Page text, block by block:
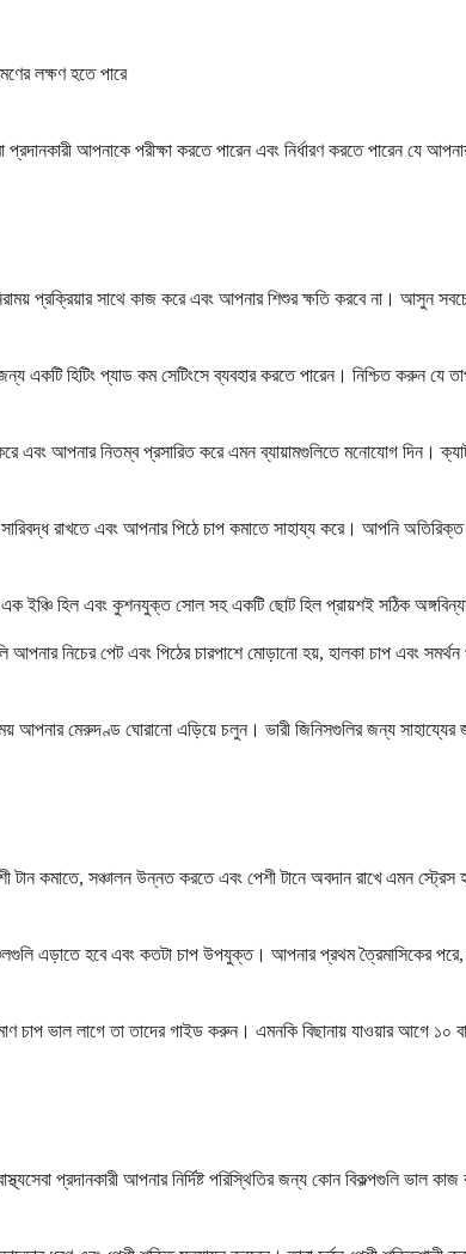
লক্ষণ হতে পারে
আপনাকে পরীক্ষা করতে পারেন এবং নির্ধারণ করতে পারেন যে
প্রক্রিয়ার সাথে কাজ করে এবং আপনার শিশুর ক্ষতি করবে না। আসুন
হিটিং প্যাড কম সেটিংসে ব্যবহার করতে পারেন। নিশ্চিত করুন যে
এবং আপনার নিতম্ব প্রসারিত করে এমন ব্যায়ামগুলিতে মনোযোগ দিন।
রাখতে এবং আপনার পিঠে চাপ কমাতে সাহায্য করে। আপনি
ইঞ্চি হিল এবং কুশনযুক্ত সোল সহ একটি ছোট হিল প্রায়শই সঠিক
নিচের পেট এবং পিঠের চারপাশে মোড়ানো হয়, হালকা চাপ এবং
মেরুদণ্ড ঘোরানো এড়িয়ে চলুন। ভারী জিনিসগুলির জন্য
কমাতে, সঞ্চালন উন্নত করতে এবং পেশী টানে অবদান রাখে এমন
এড়াতে হবে এবং কতটা চাপ উপযুক্ত। আপনার প্রথম ত্রৈমাসিকের
ভাল লাগে তা তাদের গাইড করুন। এমনকি বিছানায় যাওয়ার আগে ১০
প্রদানকারী আপনার নির্দিষ্ট পরিস্থিতির জন্য কোন বিকল্পগুলি ভাল